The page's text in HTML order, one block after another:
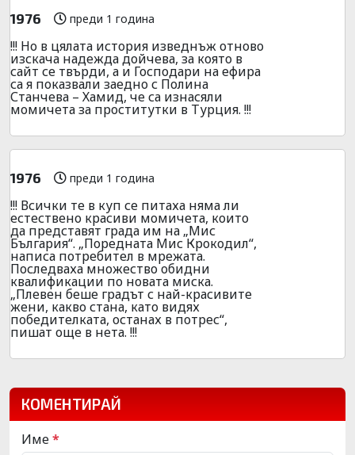
1976 преди 1 година
!!! Но в цялата история изведнъж отново
изскача надежда дойчева, за която в
сайт се твърди, а и Господари на ефира
са я показвали заедно с Полина
Станчева – Хамид, че са изнасяли
момичета за проститутки в Турция. !!!
1976 преди 1 година
!!! Всички те в куп се питаха няма ли
естествено красиви момичета, които
да представят града им на „Мис
България“. „Поредната Мис Крокодил“,
написа потребител в мрежата.
Последваха множество обидни
квалификации по новата миска.
„Плевен беше градът с най-красивите
жени, какво стана, като видях
победителката, останах в потрес“,
пишат още в нета. !!!
КОМЕНТИРАЙ
Име*